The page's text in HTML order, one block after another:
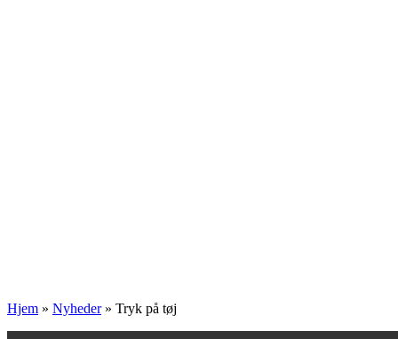
Hjem » Nyheder» Tryk på tøj